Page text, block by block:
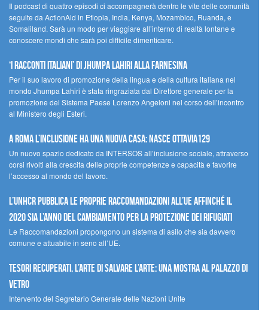
Il podcast di quattro episodi ci accompagnerà dentro le vite delle comunità
seguite da ActionAid in Etiopia, India, Kenya, Mozambico, Ruanda, e
Somaliland. Sarà un modo per viaggiare all’interno di realtà lontane e
conoscere mondi che sarà poi difficile dimenticare.
‘I racconti italiani’ di Jhumpa Lahiri alla Farnesina
Per il suo lavoro di promozione della lingua e della cultura italiana nel
mondo Jhumpa Lahiri è stata ringraziata dal Direttore generale per la
promozione del Sistema Paese Lorenzo Angeloni nel corso dell’incontro
al Ministero degli Esteri.
A Roma l’inclusione ha una nuova casa: nasce Ottavia129
Un nuovo spazio dedicato da INTERSOS all’inclusione sociale, attraverso
corsi rivolti alla crescita delle proprie competenze e capacità e favorire
l’accesso al mondo del lavoro.
L’UNHCR pubblica le proprie raccomandazioni all’UE affinché il
2020 sia l’anno del cambiamento per la protezione dei rifugiati
Le Raccomandazioni propongono un sistema di asilo che sia davvero
comune e attuabile in seno all’UE.
Tesori recuperati, l’arte di salvare l’arte: una mostra al Palazzo di
Vetro
Intervento del Segretario Generale delle Nazioni Unite